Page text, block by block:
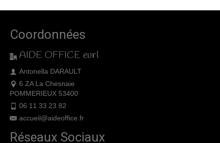
Coordonnées
AIDE OFFICE eurl
Antonella DARAULT
6 ZA La Chesnaie
POMMERIEUX 53400
06 11 33 23 82
accueil@aideoffice.fr
Réseaux Sociaux